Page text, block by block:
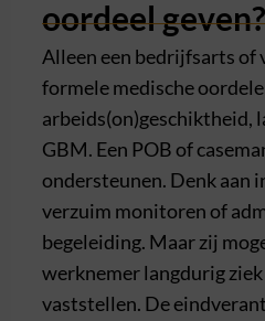
oordeel geven?
Alleen een bedrijfsarts of
formele medische
arbeids(on)geschiktheid,
GBM. Een POB of
ondersteunen. Denk aan
verzuim monitoren of
begeleiding. Maar zij
werknemer langdurig
vaststellen. De